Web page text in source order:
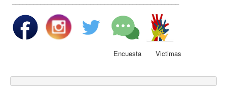
Derechos Fundamentales
Transparencia
Participa
Encuesta Victimas